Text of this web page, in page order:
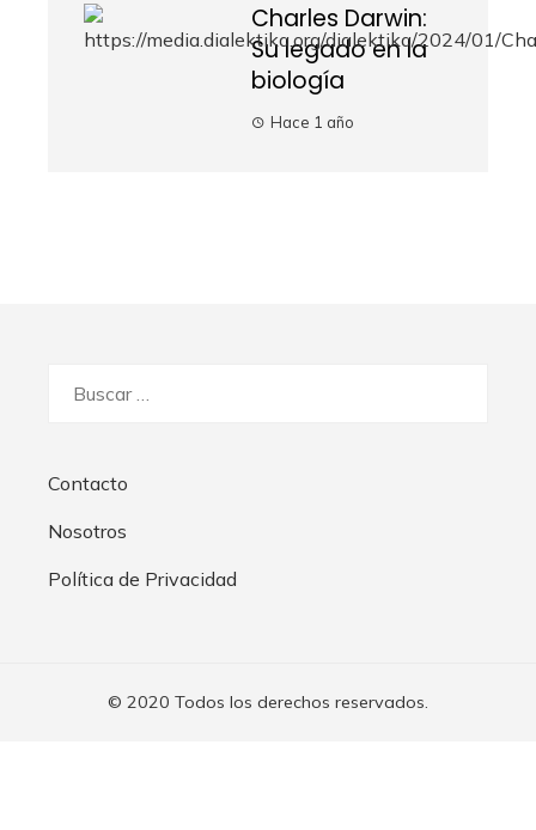
Charles Darwin:
Su legado en la
biología
Hace 1 año
Contacto
Nosotros
Política de Privacidad
© 2020 Todos los derechos reservados.